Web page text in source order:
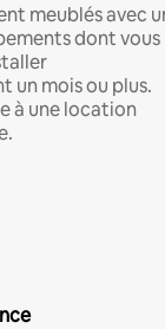
meublés avec
dont vous
un mois ou plus.
à une location